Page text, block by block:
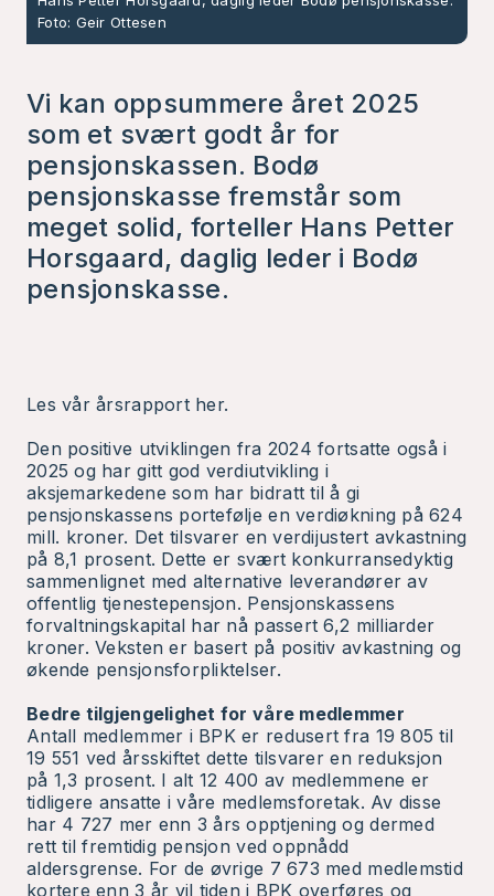
Foto: Geir Ottesen
Vi kan oppsummere året 2025
som et svært godt år for
pensjonskassen. Bodø
pensjonskasse fremstår som
meget solid, forteller Hans Petter
Horsgaard, daglig leder i Bodø
pensjonskasse.
Les vår årsrapport her.
Den positive utviklingen fra 2024 fortsatte også i
2025 og har gitt god verdiutvikling i
aksjemarkedene som har bidratt til å gi
pensjonskassens portefølje en verdiøkning på 624
mill. kroner. Det tilsvarer en verdijustert avkastning
på 8,1 prosent. Dette er svært konkurransedyktig
sammenlignet med alternative leverandører av
offentlig tjenestepensjon. Pensjonskassens
forvaltningskapital har nå passert 6,2 milliarder
kroner. Veksten er basert på positiv avkastning og
økende pensjonsforpliktelser.
Bedre tilgjengelighet for våre medlemmer
Antall medlemmer i BPK er redusert fra 19 805 til
19 551 ved årsskiftet dette tilsvarer en reduksjon
på 1,3 prosent. I alt 12 400 av medlemmene er
tidligere ansatte i våre medlemsforetak. Av disse
har 4 727 mer enn 3 års opptjening og dermed
rett til fremtidig pensjon ved oppnådd
aldersgrense. For de øvrige 7 673 med medlemstid
kortere enn 3 år vil tiden i BPK overføres og